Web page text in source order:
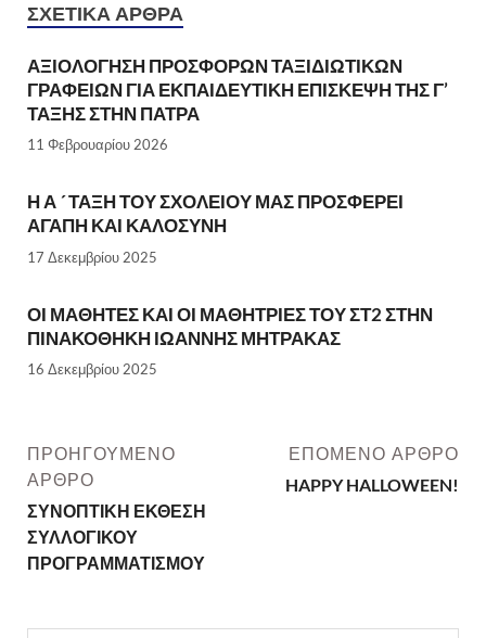
ΣΧΕΤΙΚΆ ΆΡΘΡΑ
ΑΞΙΟΛΟΓΗΣΗ ΠΡΟΣΦΟΡΩΝ ΤΑΞΙΔΙΩΤΙΚΩΝ
ΓΡΑΦΕΙΩΝ ΓΙΑ ΕΚΠΑΙΔΕΥΤΙΚΗ ΕΠΙΣΚΕΨΗ ΤΗΣ Γ’
ΤΑΞΗΣ ΣΤΗΝ ΠΑΤΡΑ
11 Φεβρουαρίου 2026
Η Α ´ ΤΑΞΗ ΤΟΥ ΣΧΟΛΕΙΟΥ ΜΑΣ ΠΡΟΣΦΕΡΕΙ
ΑΓΑΠΗ ΚΑΙ ΚΑΛΟΣΥΝΗ
17 Δεκεμβρίου 2025
ΟΙ ΜΑΘΗΤΕΣ ΚΑΙ ΟΙ ΜΑΘΗΤΡΙΕΣ ΤΟΥ ΣΤ2 ΣΤΗΝ
ΠΙΝΑΚΟΘΗΚΗ ΙΩΑΝΝΗΣ ΜΗΤΡΑΚΑΣ
16 Δεκεμβρίου 2025
ΠΡΟΗΓΟΎΜΕΝΟ
ΆΡΘΡΟ
ΣΥΝΟΠΤΙΚΗ ΕΚΘΕΣΗ
ΣΥΛΛΟΓΙΚΟΥ
ΠΡΟΓΡΑΜΜΑΤΙΣΜΟΥ
ΕΠΌΜΕΝΟ ΆΡΘΡΟ
HAPPY HALLOWEEN!